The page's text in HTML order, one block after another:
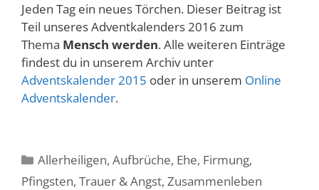
Jeden Tag ein neues Törchen. Dieser Beitrag ist
Teil unseres Adventkalenders 2016 zum
Thema Mensch werden. Alle weiteren Einträge
findest du in unserem Archiv unter
Adventskalender 2015 oder in unserem Online
Adventskalender.
Kategorien
Allerheiligen,Aufbrüche, Ehe, Firmung,
Pfingsten, Trauer & Angst, Zusammenleben